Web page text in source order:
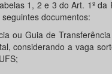
1, 2 e 3 do Art. 1º
documentos:
ou Guia de
considerando a vaga